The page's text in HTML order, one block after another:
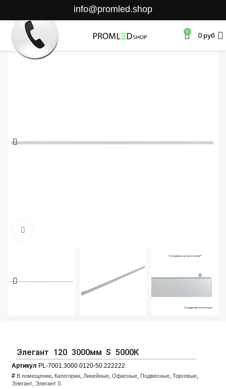
info@promled.shop
0 0руб
Элегант 120 3000мм S 5000К
Артикул PL-7001.3000.0120-50.222222
# В помещении, Категории, Линейные, Офисные, Подвесные, Торговые,
Элегант, Элегант S